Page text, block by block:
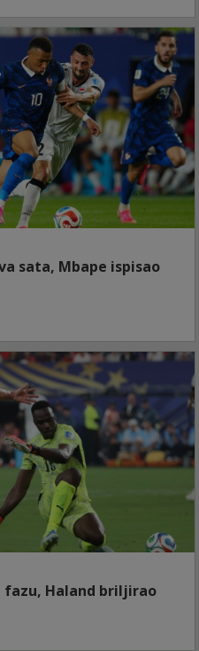
sata, Mbape ispisao
Haland briljirao